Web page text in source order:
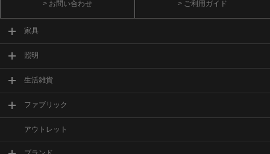
> お問い合わせ > ご利用ガイド
家具
照明
生活雑貨
ファブリック
アウトレット